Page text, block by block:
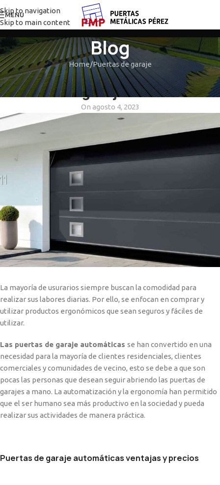
Skip to navigation
Skip to main content
MENU
Blog
Home Puertas de garaje
PUERTAS DE GARAJE
Puertas de garaje automáticas
On agosto 4, 2023
La mayoría de usurarios siempre buscan la comodidad para
realizar sus labores diarias. Por ello, se enfocan en comprar y
utilizar productos ergonómicos que sean seguros y fáciles de
utilizar.
Las puertas de garaje automáticas se han convertido en una
necesidad para la mayoría de clientes residenciales, clientes
comerciales y comunidades de vecino, esto se debe a que son
pocas las personas que desean seguir abriendo las puertas de
garajes a mano. La automatización y la ergonomía han permitido
que el ser humano sea más productivo en la sociedad y pueda
realizar sus actividades de manera práctica.
Puertas de garaje automáticas ventajas y precios